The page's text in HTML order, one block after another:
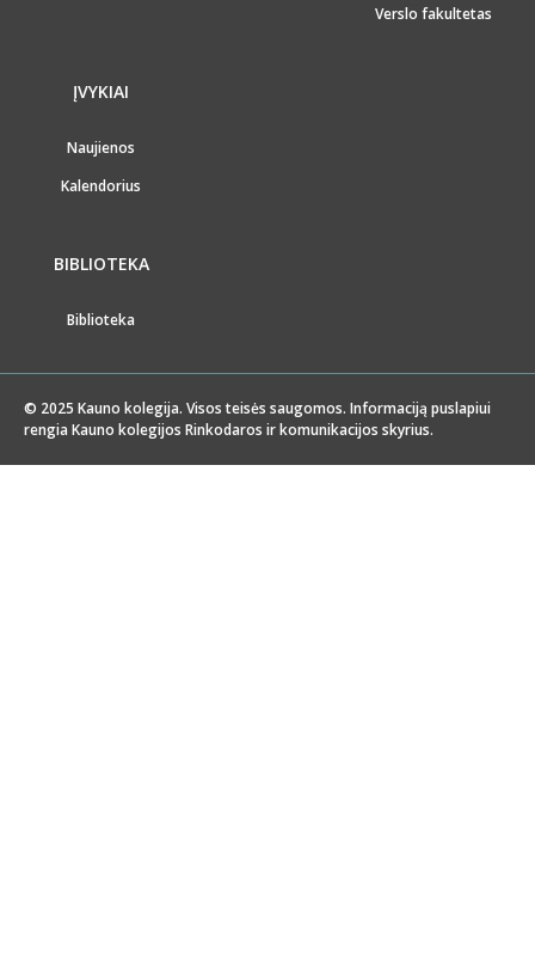
Verslo fakultetas
ĮVYKIAI
Naujienos
Kalendorius
BIBLIOTEKA
Biblioteka
© 2025 Kauno kolegija. Visos teisės saugomos. Informaciją puslapiui
rengia Kauno kolegijos Rinkodaros ir komunikacijos skyrius.